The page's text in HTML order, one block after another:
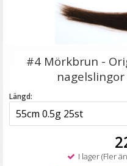
#8 Mellanbrun -
#4 Mörkbrun -
Längd:
I lager (Fler